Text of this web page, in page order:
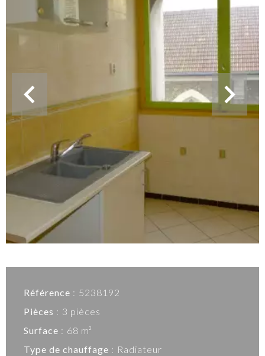
Référence
5238192
Pièces
3 pièces
Surface
68 m²
Type de chauffage
Radiateur